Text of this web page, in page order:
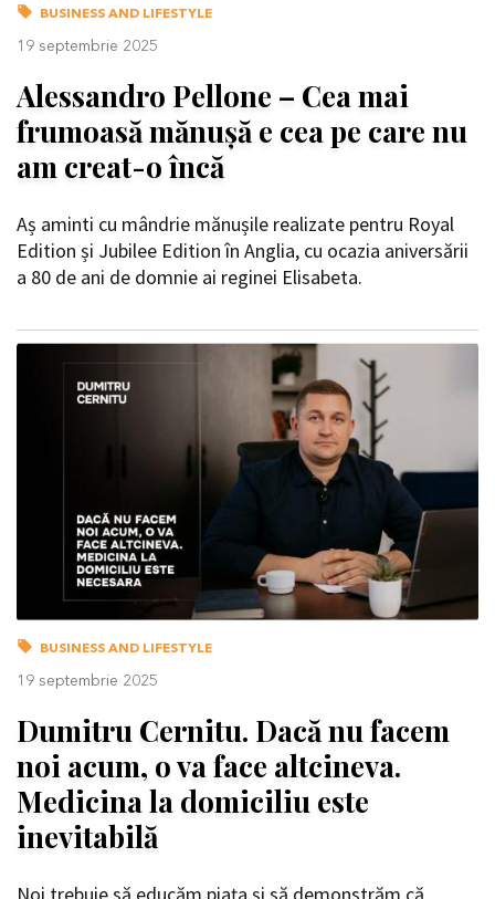
BUSINESS AND LIFESTYLE
19 septembrie 2025
Alessandro Pellone – Cea mai
frumoasă mănușă e cea pe care nu
am creat-o încă
Aș aminti cu mândrie mănușile realizate pentru Royal
Edition și Jubilee Edition în Anglia, cu ocazia aniversării
a 80 de ani de domnie ai reginei Elisabeta.
BUSINESS AND LIFESTYLE
19 septembrie 2025
Dumitru Cernitu. Dacă nu facem
noi acum, o va face altcineva.
Medicina la domiciliu este
inevitabilă
Noi trebuie să educăm piața și să demonstrăm că